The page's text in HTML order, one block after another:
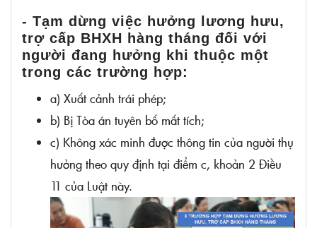
lương hưu hoặc trợ cấp BHXH hàng tháng
khi có quyết định của Tòa án tuyên bố mất
tích, sau đó có quyết định tuyên bố là đã
chết, thì thân nhân của người đó sẽ không
được nhận lương hưu, trợ cấp trong thời
gian tạm dừng hưởng.
- Các trường hợp khác liên quan đến việc
tạm dừng, chấm dứt, và tiếp tục hưởng
lương hưu, trợ cấp BHXH hàng tháng sẽ
được quy định cụ thể hơn bởi Chính phủ.
- Tạm dừng việc hưởng lương hưu,
trợ cấp BHXH hàng tháng đối với
người đang hưởng khi thuộc một
trong các trường hợp:
a) Xuất cảnh trái phép;
b) Bị Tòa án tuyên bố mất tích;
c) Không xác minh được thông tin của người thụ
hưởng theo quy định tại điểm c, khoản 2 Điều
11 của Luật này.